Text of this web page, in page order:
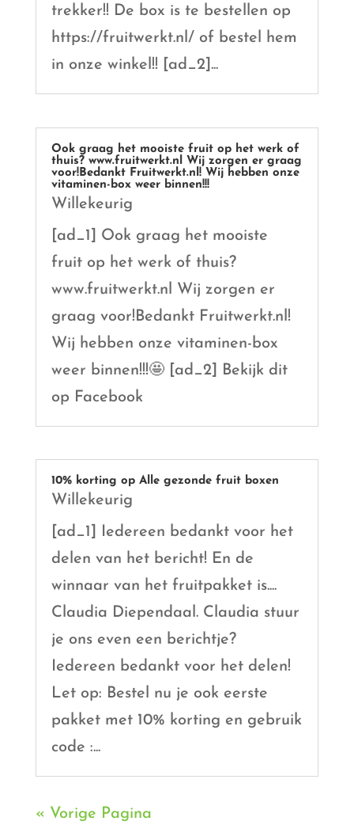
trekker!! De box is te bestellen op
https://fruitwerkt.nl/ of bestel hem
in onze winkel!! [ad_2]...
Ook graag het mooiste fruit op het werk of
thuis? www.fruitwerkt.nl Wij zorgen er graag
voor!Bedankt Fruitwerkt.nl! Wij hebben onze
vitaminen-box weer binnen!!!
Willekeurig
[ad_1] Ook graag het mooiste
fruit op het werk of thuis?
www.fruitwerkt.nl Wij zorgen er
graag voor!Bedankt Fruitwerkt.nl!
Wij hebben onze vitaminen-box
weer binnen!!!🤩 [ad_2] Bekijk dit
op Facebook
10% korting op Alle gezonde fruit boxen
Willekeurig
[ad_1] Iedereen bedankt voor het
delen van het bericht! En de
winnaar van het fruitpakket is....
Claudia Diependaal. Claudia stuur
je ons even een berichtje?
Iedereen bedankt voor het delen!
Let op: Bestel nu je ook eerste
pakket met 10% korting en gebruik
code :...
« Vorige Pagina